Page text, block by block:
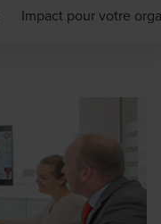
Impact pour votre